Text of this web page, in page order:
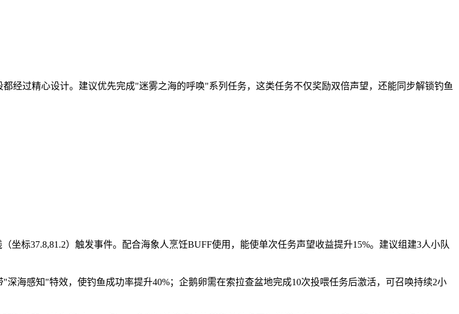
经过精心设计。建议优先完成"迷雾之海的呼唤"系列任务，这类任务不仅奖励双倍声望，还能同步解锁钓鱼
标37.8,81.2）触发事件。配合海象人烹饪BUFF使用，能使单次任务声望收益提升15%。建议组建3人小队
海感知"特效，使钓鱼成功率提升40%；企鹅卵需在索拉查盆地完成10次投喂任务后激活，可召唤持续2小